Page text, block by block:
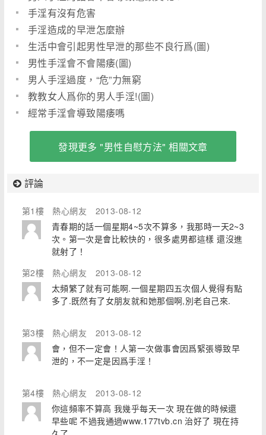
手淫有沒有危害
手淫造成的早泄怎麼辦
生活中會引起男性早泄的那些不良行爲(圖)
男性手淫會不會陽痿(圖)
男人手淫過度，“危”力無窮
教教女人爲你的男人手淫!(圖)
經常手淫會導致陽痿嗎
發現更多 "男性自慰方法" 相關文章
評論
第1樓 熱心網友
2013-08-12
青春期的話一個星期4~5次不算多，我那時一天2~3
次。第一次是會比較快的，很多處男都這樣 還沒進
就射了！
第2樓
熱心網友
2013-08-12
太頻繁了就有可能啊.一個星期四五次個人覺得有點
多了.既然有了女朋友就和她那個啊,別老自己來.
第3樓 熱心網友
2013-08-12
會，但不一定會！人第一次做事會因爲緊張導致早
泄的，不一定是因爲手淫！
第4樓 熱心網友
2013-08-12
你這頻率不算高 我幾乎每天一次 現在做的時候還
早些呢 不過我通過www.177tvb.cn 治好了 現在持